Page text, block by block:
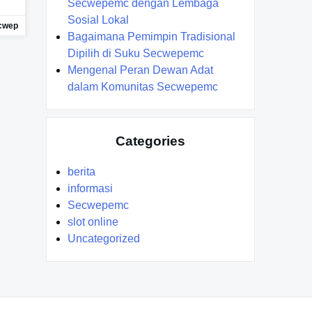
Secwepemc dengan Lembaga
Sosial Lokal
Bagaimana Pemimpin Tradisional
Dipilih di Suku Secwepemc
Mengenal Peran Dewan Adat
dalam Komunitas Secwepemc
Categories
berita
informasi
Secwepemc
slot online
Uncategorized